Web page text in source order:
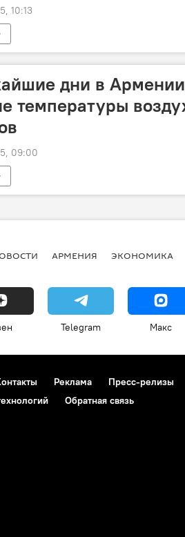
10:13
дни в Армении
температуры
09:00
АРМЕНИЯ ЭКОНОМИКА
Telegram Макс
Реклама Пресс-релизы
Обратная связь